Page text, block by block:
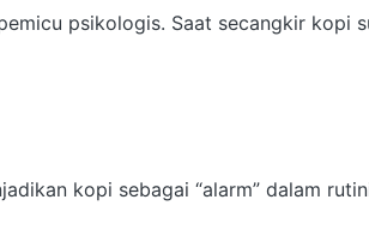
psikologis. Saat secangkir kopi
kopi sebagai “alarm” dalam